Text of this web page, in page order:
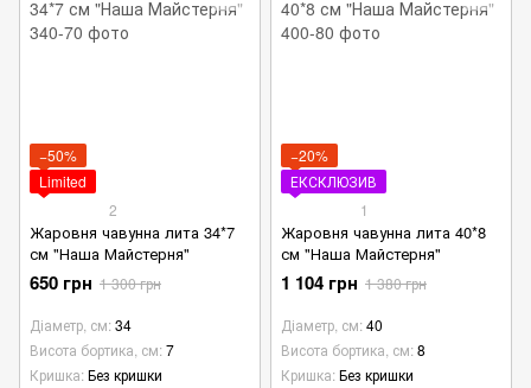
−50%
Limited
2
Жаровня чавунна лита 34*7
см "Наша Майстерня"
650 грн 1 300 грн
Діаметр, см 34
Висота бортика, см 7
Кришка Без кришки
−20%
ЕКСКЛЮЗИВ
1
Жаровня чавунна лита 40*8
см "Наша Майстерня"
1 104 грн 1 380 грн
Діаметр, см 40
Висота бортика, см 8
Кришка Без кришки